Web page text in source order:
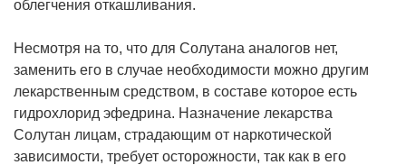
облегчения откашливания.
Несмотря на то, что для Солутана аналогов нет,
заменить его в случае необходимости можно другим
лекарственным средством, в составе которое есть
гидрохлорид эфедрина. Назначение лекарства
Солутан лицам, страдающим от наркотической
зависимости, требует осторожности, так как в его